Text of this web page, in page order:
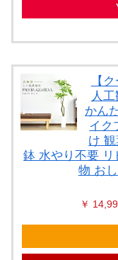
【
人
かん
イク
け
鉢 水やり不要 リ
物 お
￥